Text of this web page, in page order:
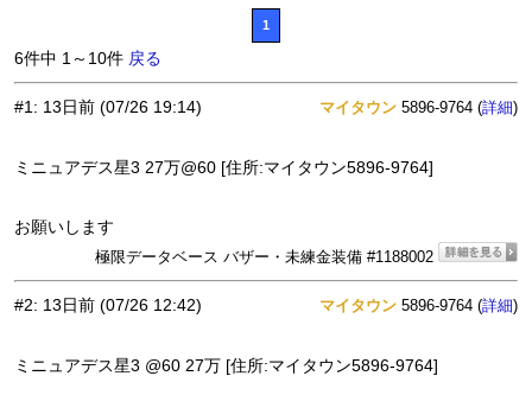
1
6件中 1～10件 戻る
#1: 13日前 (07/26 19:14) マイタウン 5896-9764 (詳細)
ミニュアデス星3 27万@60 [住所:マイタウン5896-9764]
お願いします
極限データベース バザー・未練金装備 #1188002
#2: 13日前 (07/26 12:42) マイタウン 5896-9764 (詳細)
ミニュアデス星3 @60 27万 [住所:マイタウン5896-9764]